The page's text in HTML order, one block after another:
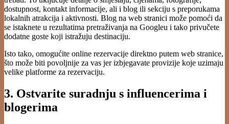
dostupnost, kontakt informacije, ali i blog ili sekciju s preporukama
lokalnih atrakcija i aktivnosti. Blog na web stranici može pomoći da
se istaknete u rezultatima pretraživanja na Googleu i tako privučete
dodatne goste koji istražuju destinaciju.
Isto tako, omogućite online rezervacije direktno putem web stranice,
što može biti povoljnije za vas jer izbjegavate provizije koje uzimaju
velike platforme za rezervaciju.
3. Ostvarite suradnju s influencerima i
blogerima